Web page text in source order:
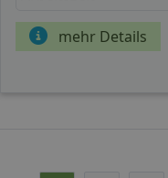
mehr Details